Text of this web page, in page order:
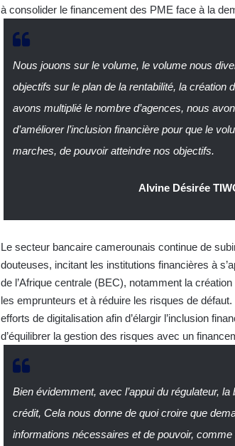
à consolider le financement des PME face à la
Nous jouons sur le volume, le volume nous
objectifs sur le plan de la rentabilité, la création
avons multiplié le nombre d’agences, nous
d’améliorer l’inclusion financière pour que le
marches, de pouvoir atteindre nos objectifs.
Alvine Désirée
Le secteur bancaire camerounais continue de
douteuses, incitant les institutions financières à
de l’Afrique centrale (BEC), notamment la
les emprunteurs et à réduire les risques de
efforts de digitalisation afin d’élargir l’inclusion
d’équilibrer la gestion des risques avec un
Bien évidemment, avec l’appui du régulateur,
crédit, Cela nous donne de quoi croire que
informations nécessaires et de pouvoir,